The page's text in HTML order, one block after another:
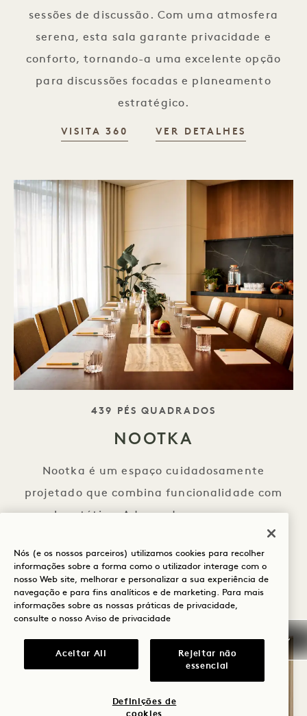
sessões de discussão. Com uma atmosfera
serena, esta sala garante privacidade e
conforto, tornando-a uma excelente opção
para discussões focadas e planeamento
estratégico.
VISITA 360 VER DETALHES
SLOGAN
439 PÉS QUADRADOS
NOOTKA
Nootka é um espaço cuidadosamente
projetado que combina funcionalidade com
apelo estético. Adequado para pequenas
reuniões ou workshops, all ambiente que
enfatiza a luz natural e o design sustentável.
VISITA 360 VER DETALHES
Nós (e os nossos parceiros) utilizamos cookies para recolher
informações sobre a forma como o utilizador interage com o
nosso Web site, melhorar e personalizar a sua experiência de
navegação e para fins analíticos e de marketing. Para mais
informações sobre as nossas práticas de privacidade,
consulte o nosso Aviso de privacidade
Aceitar All
Rejeitar não
essencial
Definições de